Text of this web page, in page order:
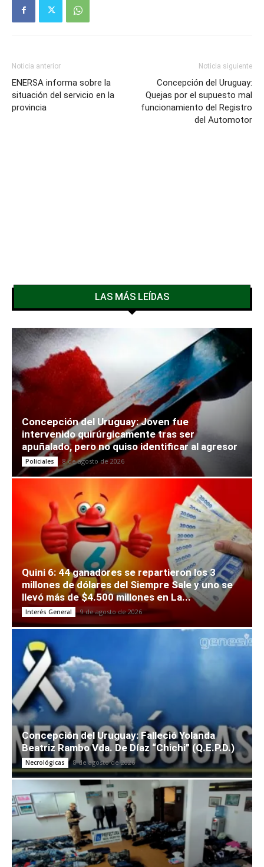
Noticia anterior
ENERSA informa sobre la
situación del servicio en la
provincia
Noticia siguiente
Concepción del Uruguay:
Quejas por el supuesto mal
funcionamiento del Registro
del Automotor
LAS MÁS LEÍDAS
Concepción del Uruguay: Joven fue
intervenido quirúrgicamente tras ser
apuñalado, pero no quiso identificar al agresor
Policiales 8 de agosto de 2026
Quini 6: 44 ganadores se repartieron los 3
millones de dólares del Siempre Sale y uno se
llevó más de $4.500 millones en La...
Interés General 9 de agosto de 2026
Concepción del Uruguay: Falleció Yolanda
Beatriz Rambo Vda. De Díaz “Chichi” (Q.E.P.D.)
Necrológicas 8 de agosto de 2026